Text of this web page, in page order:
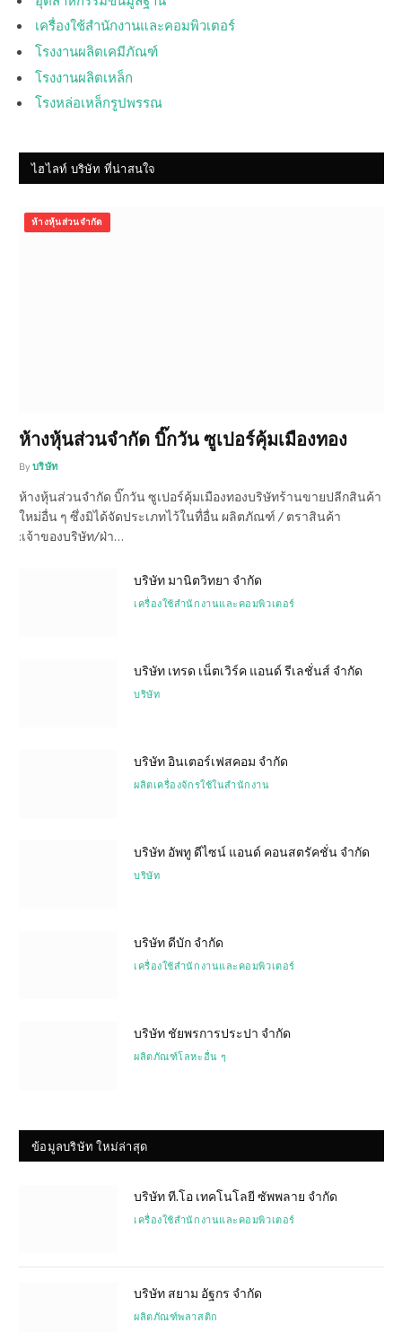
เครื่องใช้สำนักงานและคอมพิวเตอร์
โรงงานผลิตเคมีภัณฑ์
โรงงานผลิตเหล็ก
โรงหล่อเหล็กรูปพรรณ
ไฮไลท์ บริษัท ที่น่าสนใจ
ห้างหุ้นส่วนจำกัด
ห้างหุ้นส่วนจำกัด บิ๊กวัน ซูเปอร์คุ้มเมืองทอง
By บริษัท
ห้างหุ้นส่วนจำกัด บิ๊กวัน ซูเปอร์คุ้มเมืองทองบริษัทร้านขายปลีกสินค้า
ใหม่อื่น ๆ ซึ่งมิได้จัดประเภทไว้ในทื่อื่น ผลิตภัณฑ์ / ตราสินค้า
:เจ้าของบริษัท/ฝ่า…
บริษัท มานิตวิทยา จำกัด
เครื่องใช้สำนักงานและคอมพิวเตอร์
บริษัท เทรด เน็ตเวิร์ค แอนด์ รีเลชั่นส์ จำกัด
บริษัท
บริษัท อินเตอร์เฟสคอม จำกัด
ผลิตเครื่องจักรใช้ในสำนักงาน
บริษัท อัพทู ดีไซน์ แอนด์ คอนสตรัคชั่น จำกัด
บริษัท
บริษัท ดีบัก จำกัด
เครื่องใช้สำนักงานและคอมพิวเตอร์
บริษัท ชัยพรการประปา จำกัด
ผลิตภัณฑ์โลหะอื่น ๆ
ข้อมูลบริษัท ใหม่ล่าสุด
บริษัท ที.โอ เทคโนโลยี ซัพพลาย จำกัด
เครื่องใช้สำนักงานและคอมพิวเตอร์
บริษัท สยาม อัฐกร จำกัด
ผลิตภัณฑ์พลาสติก